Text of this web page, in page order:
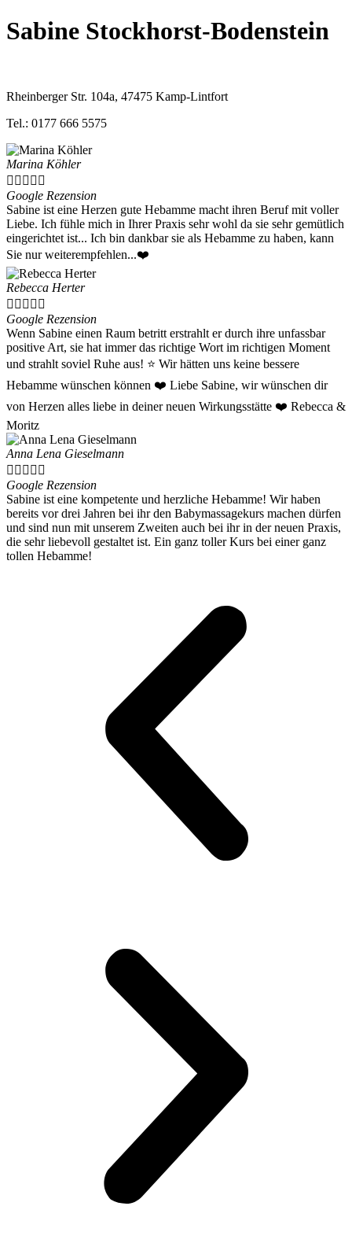
Sabine Stockhorst-Bodenstein
Rheinberger Str. 104a, 47475 Kamp-Lintfort
Tel.: 0177 666 5575
Marina Köhler
    
Google Rezension
Sabine ist eine Herzen gute Hebamme macht ihren Beruf mit voller
Liebe. Ich fühle mich in Ihrer Praxis sehr wohl da sie sehr gemütlich
eingerichtet ist... Ich bin dankbar sie als Hebamme zu haben, kann
Sie nur weiterempfehlen...❤️
Rebecca Herter
    
Google Rezension
Wenn Sabine einen Raum betritt erstrahlt er durch ihre unfassbar
positive Art, sie hat immer das richtige Wort im richtigen Moment
und strahlt soviel Ruhe aus! ⭐️ Wir hätten uns keine bessere
Hebamme wünschen können ❤️ Liebe Sabine, wir wünschen dir
von Herzen alles liebe in deiner neuen Wirkungsstätte ❤️ Rebecca &
Moritz
Anna Lena Gieselmann
    
Google Rezension
Sabine ist eine kompetente und herzliche Hebamme! Wir haben
bereits vor drei Jahren bei ihr den Babymassagekurs machen dürfen
und sind nun mit unserem Zweiten auch bei ihr in der neuen Praxis,
die sehr liebevoll gestaltet ist. Ein ganz toller Kurs bei einer ganz
tollen Hebamme!